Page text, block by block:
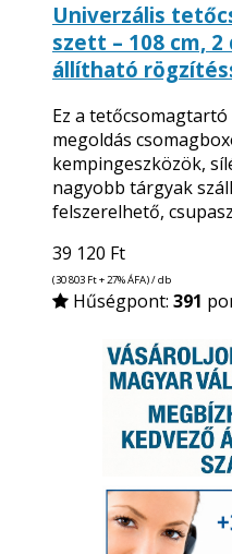
Univerzális
szett – 108 cm,
állítható
Ez a
megoldás
kempingeszközök,
nagyobb tárgyak
felszerelhető,
39 120 Ft
(30 803 Ft+ 27% ÁFA) / db
Hűségpont: 391